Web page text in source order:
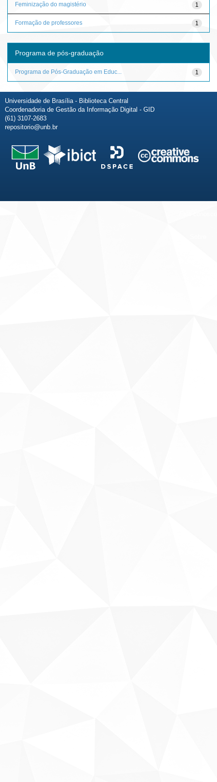
1
Feminização do magistério
1
Formação de professores
Programa de pós-graduação
1
Programa de Pós-Graduação em Educ...
Universidade de Brasília - Biblioteca Central
Coordenadoria de Gestão da Informação Digital - GID
(61) 3107-2683
repositorio@unb.br